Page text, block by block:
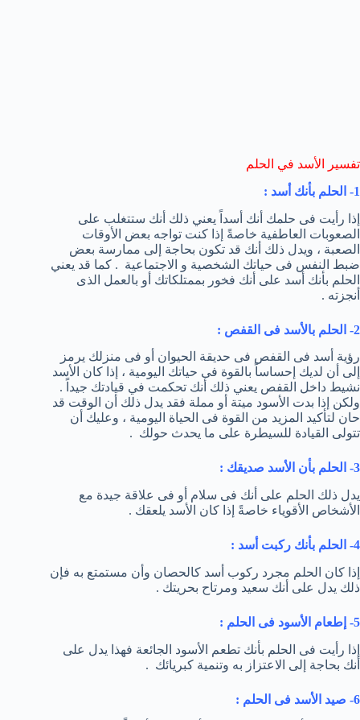
تفسير الأسد في الحلم
1- الحلم بأنك أسد :
إذا رأيت فى حلمك أنك أسداً يعني ذلك أنك ستتغلب على
الصعوبات العاطفية خاصةً إذا كنت تواجه بعض الأوقات
الصعبة ، ويدل ذلك أنك قد تكون بحاجة إلى ممارسة بعض
ضبط النفس فى حياتك الشخصية و الاجتماعية . كما قد يعني
الحلم بأنك أسد على أنك فخور بممتلكاتك أو بالعمل الذى
أنجزته .
2- الحلم بالأسد فى القفص :
رؤية أسد فى القفص فى حديقة الحيوان أو فى منزلك يرمز
إلى أن لديك إحساساً بالقوة فى حياتك اليومية ، إذا كان الأسد
نشيط داخل القفص يعني ذلك أنك تحكمت في قيادتك جيداً .
ولكن إذا بدت الأسود ميتة أو مملة فقد يدل ذلك أن الوقت قد
حان لتأكيد المزيد من القوة فى الحياة اليومية ، وعليك أن
تتولى القيادة للسيطرة على ما يحدث حولك .
3- الحلم بأن الأسد صديقك :
يدل ذلك الحلم على أنك فى سلام أو فى علاقة جيدة مع
الأشخاص الأقوياء خاصةً إذا كان الأسد يلعقك .
4- الحلم بأنك ركبت أسد :
إذا كان الحلم مجرد ركوب أسد كالحصان وأن مستمتع به فإن
ذلك يدل على أنك سعيد ومرتاح بحريتك .
5- إطعام الأسود فى الحلم :
إذا رأيت فى الحلم بأنك تطعم الأسود الجائعة فهذا يدل على
أنك بحاجة إلى الاعتزاز به وتنمية كبريائك .
6- صيد الأسد فى الحلم :